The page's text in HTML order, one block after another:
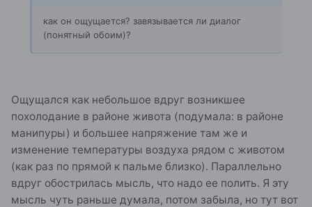
как он ощущается? завязывается ли диалог
(понятный обоим)?
Ощущался как небольшое вдруг возникшее
похолодание в районе живота (подумала: в районе
манипуры) и большее напряжение там же и
изменение температуры воздуха рядом с животом
(как раз по прямой к пальме близко). Параллельно
вдруг обострилась мысль, что надо ее полить. Я эту
мысль чуть раньше думала, потом забыла, но тут вот